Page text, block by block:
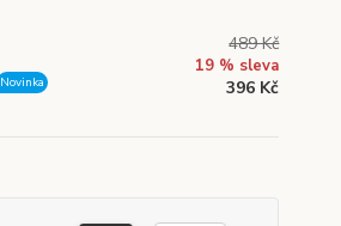
Novinka
489 Kč
19 % sleva
396 Kč